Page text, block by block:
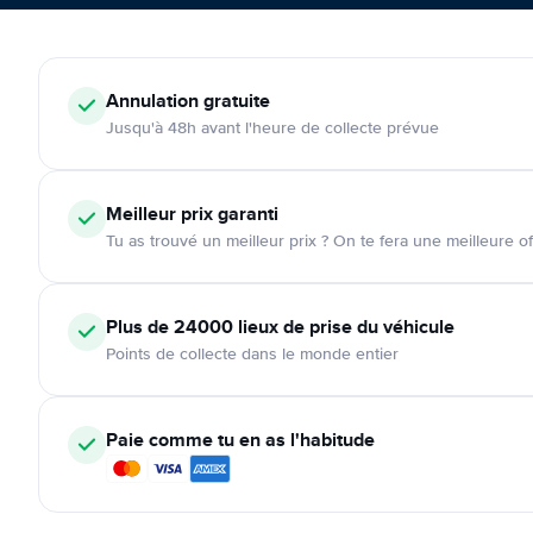
Annulationgratuite
Jusqu'à 48h avant l'heure de collecte prévue
Meilleur prix garanti
Tu as trouvé un meilleur prix ? On te fera une meilleure
Plus de 24000 lieux de prise du véhicule
Points de collecte dans le monde entier
Paie comme tu en as l'habitude